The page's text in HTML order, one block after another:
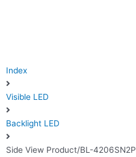
Index
Visible LED
Backlight LED
Side View Product/BL-4206SN2P